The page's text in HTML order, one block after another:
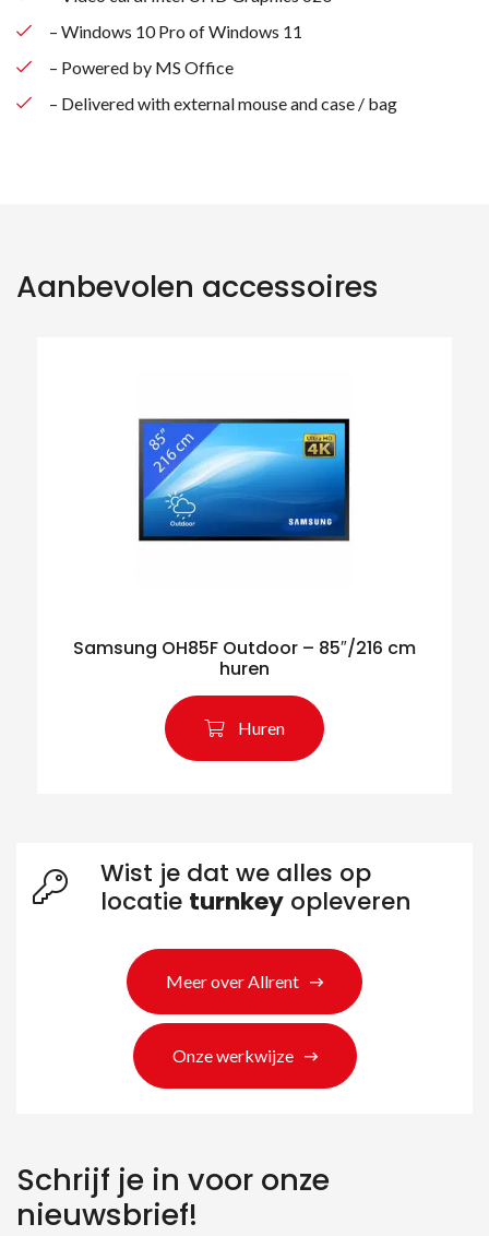
– Windows 10 Pro of Windows 11
– Powered by MS Office
– Delivered with external mouse and case / bag
Aanbevolen accessoires
Samsung OH85F Outdoor – 85″/216 cm
huren
Huren
Wist je dat we alles op
locatie turnkey opleveren
Meer over Allrent
Onze werkwijze
Schrijf je in voor onze
nieuwsbrief!
Zoeken naar producten